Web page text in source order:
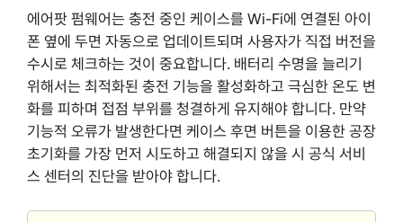
에어팟 펌웨어는 충전 중인 케이스를 Wi-Fi에 연결된 아이
폰 옆에 두면 자동으로 업데이트되며 사용자가 직접 버전을
수시로 체크하는 것이 중요합니다. 배터리 수명을 늘리기
위해서는 최적화된 충전 기능을 활성화하고 극심한 온도 변
화를 피하며 접점 부위를 청결하게 유지해야 합니다. 만약
기능적 오류가 발생한다면 케이스 후면 버튼을 이용한 공장
초기화를 가장 먼저 시도하고 해결되지 않을 시 공식 서비
스 센터의 진단을 받아야 합니다.